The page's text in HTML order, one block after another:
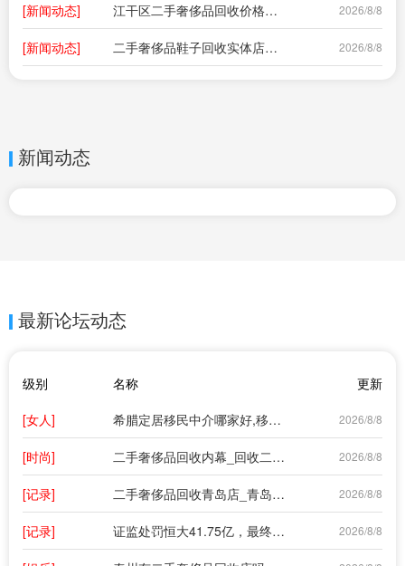
[新闻动态] 江干区二手奢侈品回收价格多少一件啊,二手表回收大概多少钱,二手欧米茄手表卖多少钱? 2026/8/8
[新闻动态] 二手奢侈品鞋子回收实体店成都地址,成都市郫都区快奢当寄卖店地址 2026/8/8
新闻动态
最新论坛动态
级别 名称
更新
[女人]
希腊定居移民中介哪家好,移民中介哪个牌子好? 2026/8/8
[时尚] 二手奢侈品回收内幕_回收二手奢侈品有哪些套路? 2026/8/8
[记录] 二手奢侈品回收青岛店_青岛有奢侈品折扣店么? 2026/8/8
[记录] 证监处罚恒大41.75亿，最终能拿到罚款吗？以往罚单有落实吗？ 2026/8/8